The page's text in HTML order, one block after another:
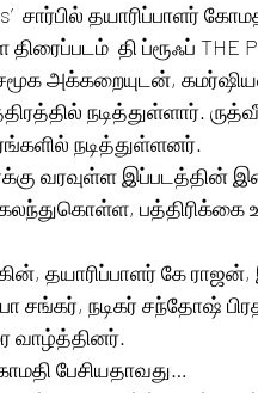
சார்பில் தயாரிப்பாளர்
திரைப்படம்  தி ப்ரூஃப்
அக்கறையுடன்,
நடித்துள்ளார்.
நடித்துள்ளனர்.
வரவுள்ள இப்படத்தின்
கலந்துகொள்ள,
தயாரிப்பாளர் கே ராஜன்,
சங்கர், நடிகர் சந்தோஷ்
வாழ்த்தினர்.
பேசியதாவது…